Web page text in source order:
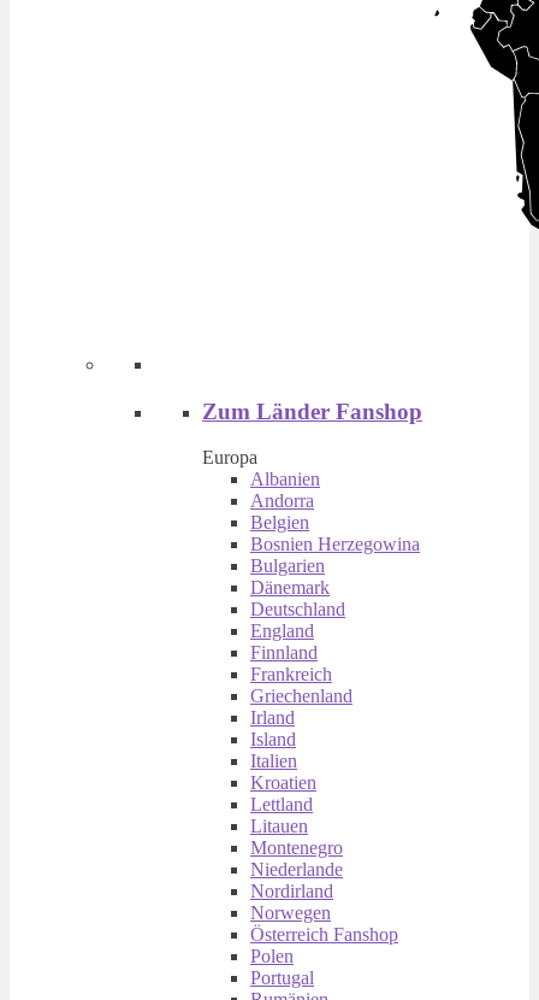
Zum Länder Fanshop
Europa
Albanien
Andorra
Belgien
Bosnien Herzegowina
Bulgarien
Dänemark
Deutschland
England
Finnland
Frankreich
Griechenland
Irland
Island
Italien
Kroatien
Lettland
Litauen
Montenegro
Niederlande
Nordirland
Norwegen
Österreich Fanshop
Polen
Portugal